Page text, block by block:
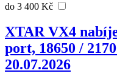
do 3 400 Kč
XTAR VX4
port, 18650 /
20.07.2026